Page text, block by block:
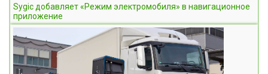
Sygic добавляет «Режим электромобиля» в навигационное
приложение